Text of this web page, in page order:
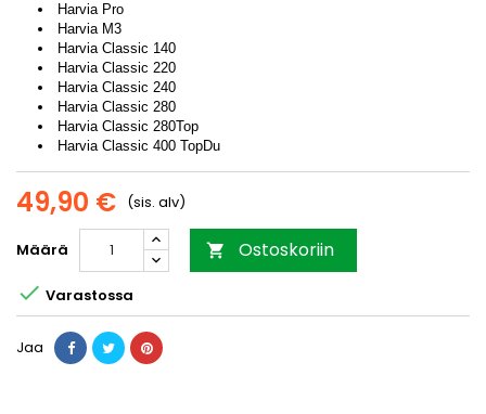
Harvia Pro
Harvia M3
Harvia Classic 140
Harvia Classic 220
Harvia Classic 240
Harvia Classic 280
Harvia Classic 280Top
Harvia Classic 400 TopDu
49,90 € (sis. alv)
Määrä  Ostoskoriin
 Varastossa
Jaa